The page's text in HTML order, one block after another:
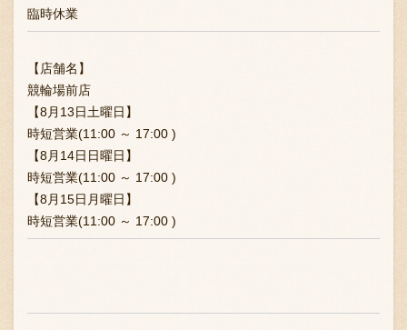
臨時休業
【店舗名】
競輪場前店
【8月13日土曜日】
時短営業(11:00 ～ 17:00 )
【8月14日日曜日】
時短営業(11:00 ～ 17:00 )
【8月15日月曜日】
時短営業(11:00 ～ 17:00 )